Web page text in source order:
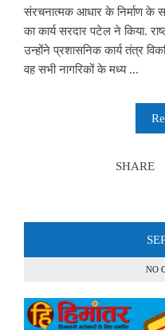
संरचनात्मक आधार के निर्माण के
का कार्य सरदार पटेल ने किया.
उन्होंने प्रशासनिक कार्य तंत्र
वह सभी नागरिकों के मध्य ...
SHARE
NO